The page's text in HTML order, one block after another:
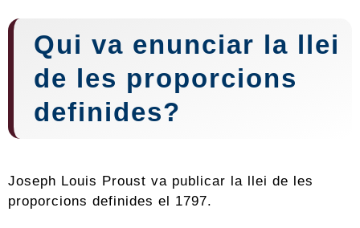
Qui va enunciar la llei
de les proporcions
definides?
Joseph Louis Proust va publicar la llei de les
proporcions definides el 1797.